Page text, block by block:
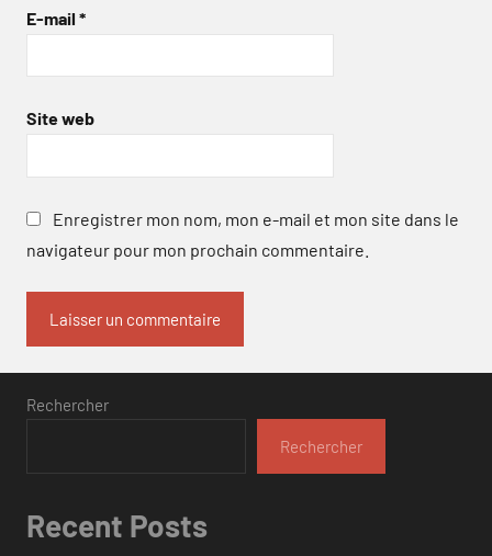
E-mail *
Site web
Enregistrer mon nom, mon e-mail et mon site dans le
navigateur pour mon prochain commentaire.
Rechercher
Rechercher
Recent Posts